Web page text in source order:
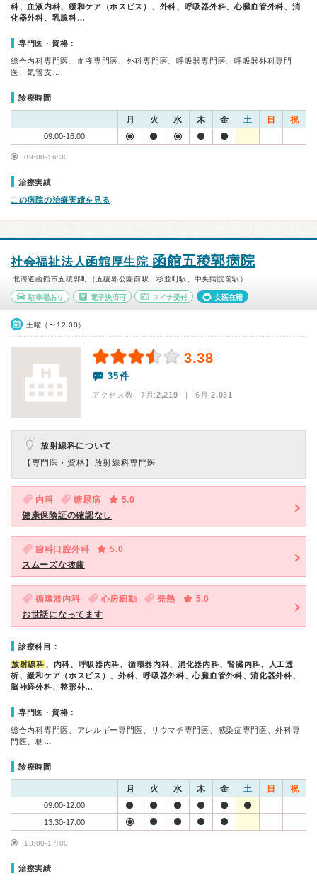
科、血液内科、緩和ケア（ホスピス）、外科、呼吸器外科、心臓血管外科、消
化器外科、乳腺科…
専門医・資格：
総合内科専門医、血液専門医、外科専門医、呼吸器専門医、呼吸器外科専門
医、気管支…
診療時間
月 火 水 木 金 土 日 祝
09:00-16:00
09:00-16:30
治療実績
この病院の治療実績を見る
社会福祉法人函館厚生院 函館五稜郭病院
北海道函館市五稜郭町（五稜郭公園前駅、杉並町駅、中央病院前駅）
駐車場あり 電子決済可 マイナ受付 女医在籍
土曜（〜12:00）
3.38
35件
アクセス数 7月:2,219 | 6月:2,031
放射線科について
【専門医・資格】 放射線科専門医
内科 糖尿病
5.0
健康保険証の確認なし
歯科口腔外科
5.0
スムーズな抜歯
循環器内科 心房細動 発熱
5.0
お世話になってます
診療科目：
放射線科 、内科、呼吸器内科、循環器内科、消化器内科、腎臓内科、人工透
析、緩和ケア（ホスピス）、外科、呼吸器外科、心臓血管外科、消化器外科、
脳神経外科、整形外…
専門医・資格：
総合内科専門医、アレルギー専門医、リウマチ専門医、感染症専門医、外科専
門医、糖…
診療時間
月 火 水 木 金 土 日 祝
09:00-12:00
13:30-17:00
13:00-17:00
治療実績